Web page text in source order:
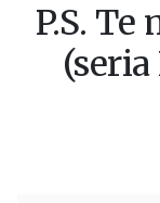
P.S.
(seria